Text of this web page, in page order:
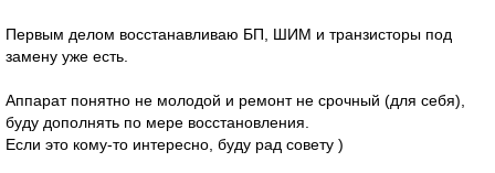
Первым делом восстанавливаю БП, ШИМ и транзисторы под
замену уже есть.
Аппарат понятно не молодой и ремонт не срочный (для себя),
буду дополнять по мере восстановления.
Если это кому-то интересно, буду рад совету )